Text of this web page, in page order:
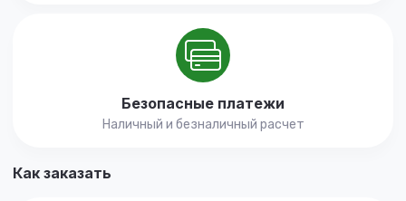
Безопасные платежи
Наличный и безналичный расчет
Как заказать